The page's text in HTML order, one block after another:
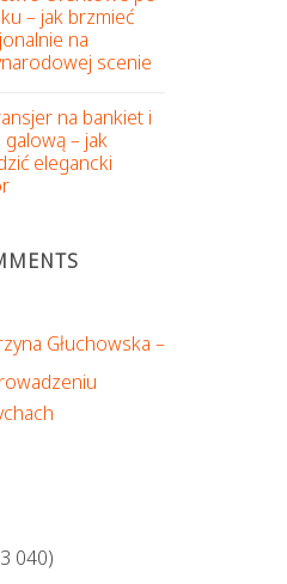
– jak brzmieć
na
scenie
na bankiet i
– jak
elegancki
Głuchowska –
040)